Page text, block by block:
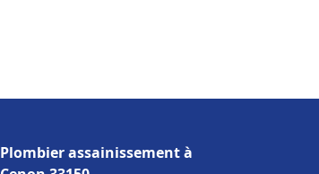
Plombier assainissement à